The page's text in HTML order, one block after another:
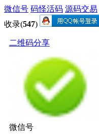
微信号 码怪活码 源码交易
收录(547)
二维码分享
微信号